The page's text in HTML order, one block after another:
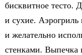
бисквитное
и сухие. Аэрогриль
и желательно
стенками. Выпечка